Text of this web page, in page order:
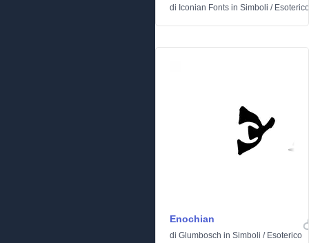
di Iconian Fonts in Simboli / Esoterico
Enochian
di Glumbosch in Simboli / Esoterico